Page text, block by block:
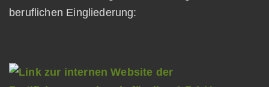
beruflichen Eingliederung: